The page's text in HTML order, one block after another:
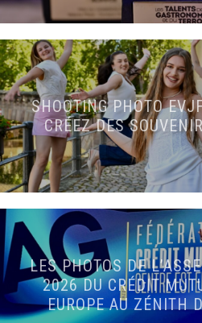
SHOOTING PHOTO
CRÉEZ DES
LES PHOTOS DE
2026 DU CRÉDIT
EUROPE AU ZÉNITH